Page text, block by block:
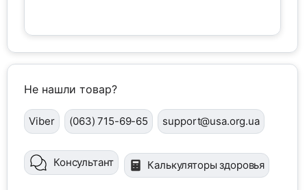
Не нашли товар?
Viber (063) 715-69-65 support@usa.org.ua
Консультант Калькуляторы здоровья